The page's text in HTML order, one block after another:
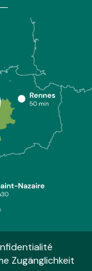
Zugänglichkeit